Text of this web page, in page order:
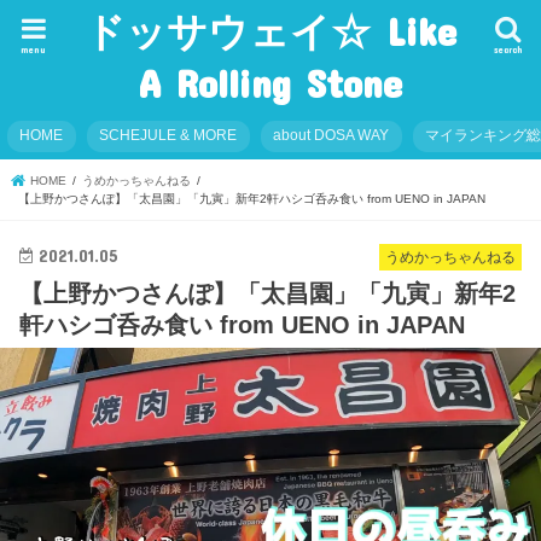
ドッサウェイ☆ Like
A Rolling Stone
search
menu
HOME SCHEJULE & MORE about DOSA WAY マイランキング
HOME
うめかっちゃんねる
【上野かつさんぽ】「太昌園」「九寅」新年2軒ハシゴ呑み食い from UENO in JAPAN
うめかっちゃんねる
2021.01.05
【上野かつさんぽ】「太昌園」「九寅」新年2
軒ハシゴ呑み食い from UENO in JAPAN